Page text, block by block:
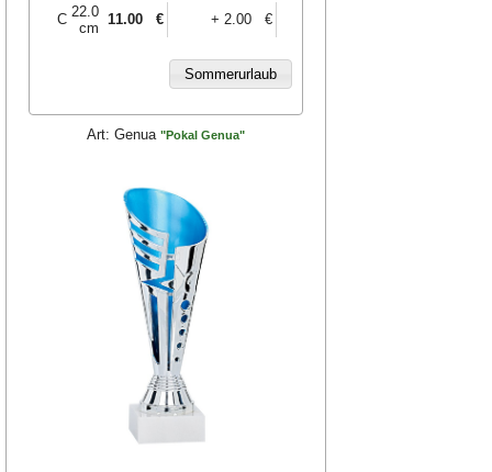
C 22.0
cm
11.00 € + 2.00 €
Art: Genua "Pokal Genua"